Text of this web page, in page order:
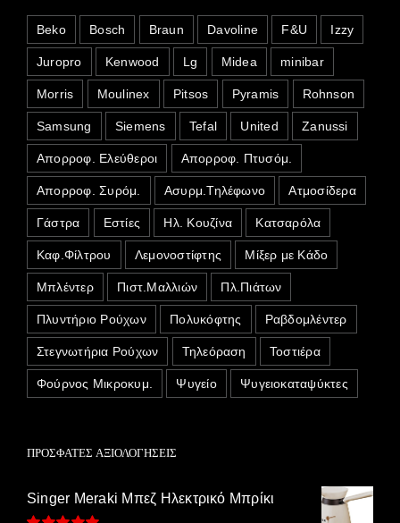
Beko Bosch Braun Davoline F&U Izzy
Juropro Kenwood Lg Midea minibar
Morris Moulinex Pitsos Pyramis Rohnson
Samsung Siemens Tefal United Zanussi
Απορροφ. Ελεύθεροι Απορροφ. Πτυσόμ.
Απορροφ. Συρόμ. Ασυρμ.Τηλέφωνο Ατμοσίδερα
Γάστρα Εστίες Ηλ. Κουζίνα Κατσαρόλα
Καφ.Φίλτρου Λεμονοστίφτης Μίξερ με Κάδο
Μπλέντερ Πιστ.Μαλλιών Πλ.Πιάτων
Πλυντήριο Ρούχων Πολυκόφτης Ραβδομλέντερ
Στεγνωτήρια Ρούχων Τηλεόραση Τοστιέρα
Φούρνος Μικροκυμ. Ψυγείο Ψυγειοκαταψύκτες
ΠΡΌΣΦΑΤΕΣ ΑΞΙΟΛΟΓΉΣΕΙΣ
Singer Meraki Μπεζ Ηλεκτρικό Μπρίκι